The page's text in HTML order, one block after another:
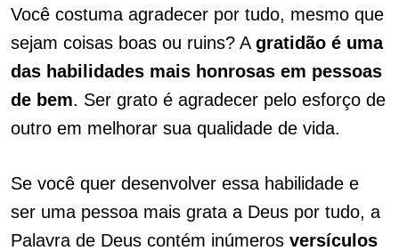
Você costuma agradecer por tudo, mesmo que
sejam coisas boas ou ruins? A gratidão é uma
das habilidades mais honrosas em pessoas
de bem. Ser grato é agradecer pelo esforço de
outro em melhorar sua qualidade de vida.
Se você quer desenvolver essa habilidade e
ser uma pessoa mais grata a Deus por tudo, a
Palavra de Deus contém inúmeros versículos